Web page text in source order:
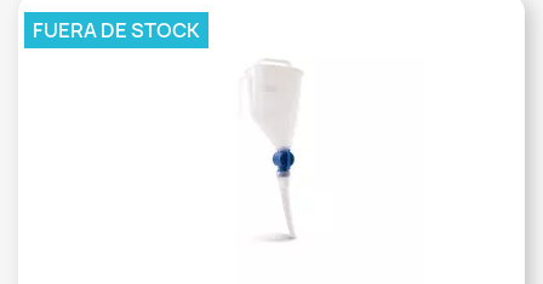
FUERA DE STOCK